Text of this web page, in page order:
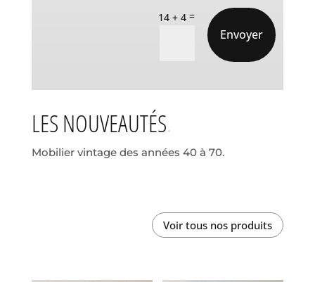
14 + 4 =
Envoyer
LES NOUVEAUTÉS
Mobilier vintage des années 40 à 70.
Voir tous nos produits